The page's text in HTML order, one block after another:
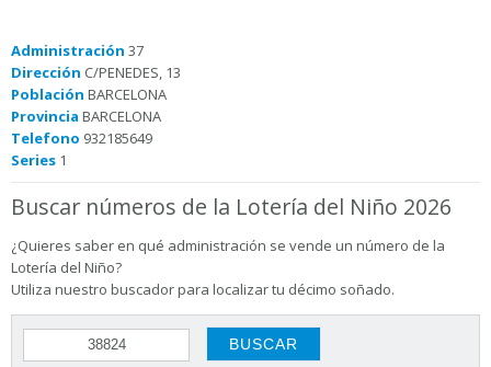
Administración 37
Dirección C/PENEDES, 13
Población BARCELONA
Provincia BARCELONA
Telefono 932185649
Series 1
Buscar números de la Lotería del Niño 2026
¿Quieres saber en qué administración se vende un número de la
Lotería del Niño?
Utiliza nuestro buscador para localizar tu décimo soñado.